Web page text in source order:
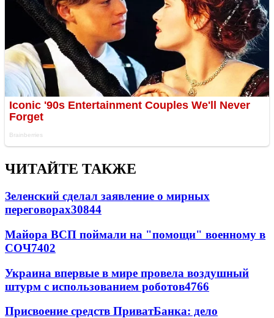
ЧИТАЙТЕ ТАКЖЕ
Зеленский сделал заявление о мирных
переговорах30844
Майора ВСП поймали на "помощи" военному в
СОЧ7402
Украина впервые в мире провела воздушный
штурм с использованием роботов4766
Присвоение средств ПриватБанка: дело